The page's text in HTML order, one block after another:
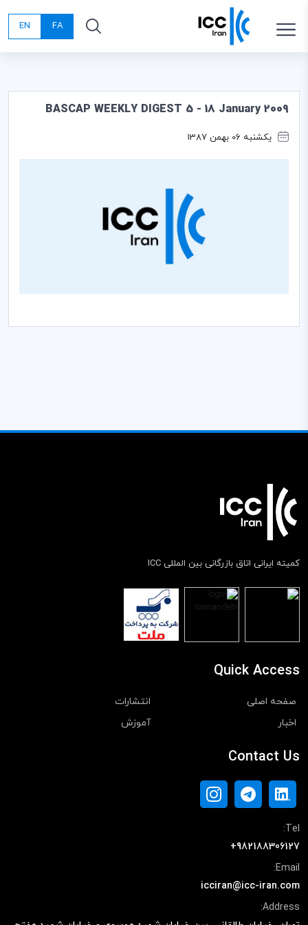
FA
EN
BASCAP WEEKLY DIGEST 5 - 18 January 2009
یکشنبه 06 بهمن 1387
کمیته ایرانی اتاق بازرگانی بین المللی ICC
Quick Access
صفحه اصلی
انتشارات
اخبار
آموزش
Contact Us
Tel:
+982188306127
Email:
icciran@icc-iran.com
Address: